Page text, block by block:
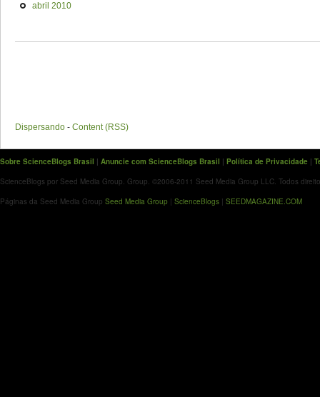
abril 2010
Dispersando - Content (RSS)
Sobre ScienceBlogs Brasil | Anuncie com ScienceBlogs Brasil | Política de Privacidade |
ScienceBlogs por Seed Media Group. Group. ©2006-2011 Seed Media Group LLC. Todos
Páginas da Seed Media Group Seed Media Group | ScienceBlogs | SEEDMAGAZINE.COM